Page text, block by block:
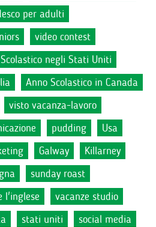
per adulti
video contest
negli Stati Uniti
Anno Scolastico in Canada
visto vacanza-lavoro
pudding
Usa
Galway
Killarney
sunday roast
l'inglese
vacanze studio
stati uniti
social media